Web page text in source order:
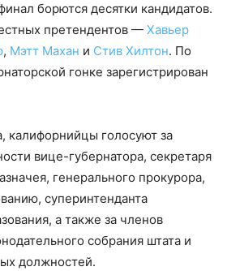
борются десятки кандидатов.
претендентов — Хавьер
, Мэтт Махан и Стив Хилтон. По
гонке зарегистрирован
калифорнийцы голосуют за
вице-губернатора, секретаря
генерального прокурора,
суперинтенданта
а также за членов
собрания штата и
должностей.